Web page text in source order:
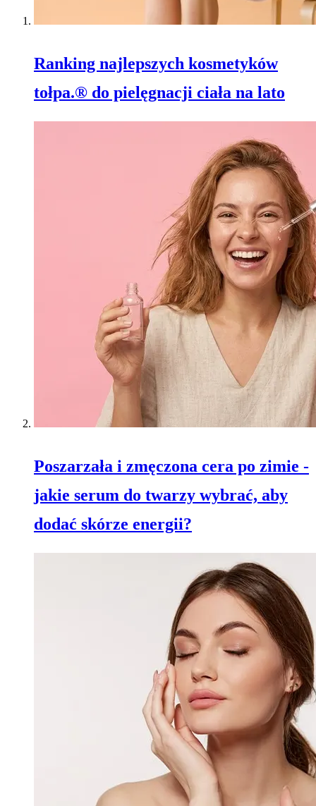
Ranking najlepszych kosmetyków
tołpa.® do pielęgnacji ciała na lato
Poszarzała i zmęczona cera po zimie -
jakie serum do twarzy wybrać, aby
dodać skórze energii?